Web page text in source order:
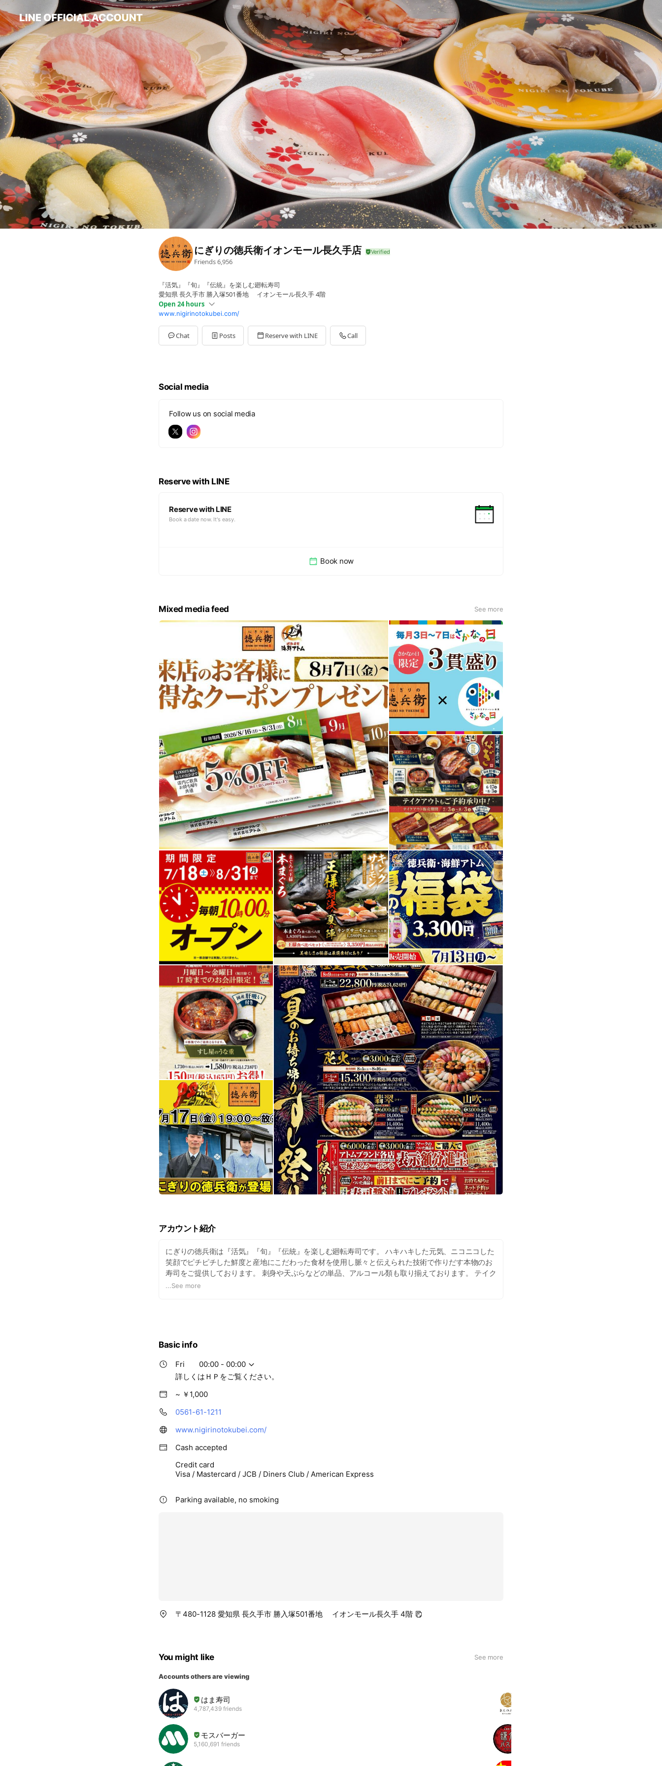
にぎりの徳兵衛イオンモール長久手店
Friends6,956
『活気』『旬』『伝統』を楽しむ廻転寿司
愛知県 長久手市 勝入塚501番地 イオンモール長久手 4階
Open 24 hours
Sun00:00 - 00:00
Mon00:00 - 00:00
Tue00:00 - 00:00
Wed00:00 - 00:00
www.nigirinotokubei.com/
Chat Posts Reserve with LINE Call
Social media
Follow us on social media
Reserve with LINE
Reserve with LINE
Book a date now. It's easy.
Book now
Mixed media feed See more
アカウント紹介
にぎりの徳兵衛は『活気』『旬』『伝統』を楽しむ廻転寿司です。 ハキハキした元気、ニコニコした
笑顔でピチピチした鮮度と産地にこだわった食材を使用し脈々と伝えられた技術で作りだす本物のお
寿司をご提供しております。 刺身や天ぷらなどの単品、アルコール類も取り揃えております。 テイク
アウトメニューも豊富で、様々なシチュエーションに合わせてご利用頂けます。
...See more
Basic info
Fri
00:00 - 00:00
詳しくはＨＰをご覧ください。
~ ￥1,000
0561-61-1211
www.nigirinotokubei.com/
Cash accepted
Credit card
Visa / Mastercard / JCB / Diners Club / American Express
Parking available, no smoking
〒480-1128 愛知県 長久手市 勝入塚501番地 イオンモール長久手 4階
You might like See more
Accounts others are viewing
はま寿司
4,787,439 friends
モスバーガー
5,160,691 friends